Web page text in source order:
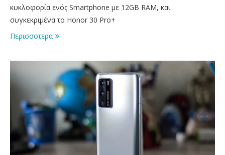
κυκλοφορία ενός Smartphone με 12GB RAM, και
συγκεκριμένα το Honor 30 Pro+
Περισσοτερα